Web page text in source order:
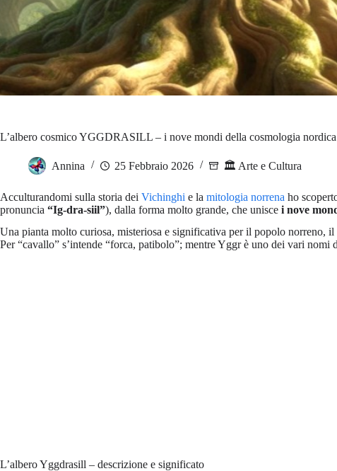
L’albero cosmico YGGDRASILL – i nove mondi della cosmologia nordica
Annina 25 Febbraio 2026 🏛️ Arte e Cultura
Acculturandomi sulla storia dei Vichinghi e la mitologia norrena ho
pronuncia “Ig-dra-siil”), dalla forma molto grande, che unisce i nove
Una pianta molto curiosa, misteriosa e significativa per il popolo norreno,
Per “cavallo” s’intende “forca, patibolo”; mentre Yggr è uno dei vari nomi
L’albero Yggdrasill – descrizione e significato